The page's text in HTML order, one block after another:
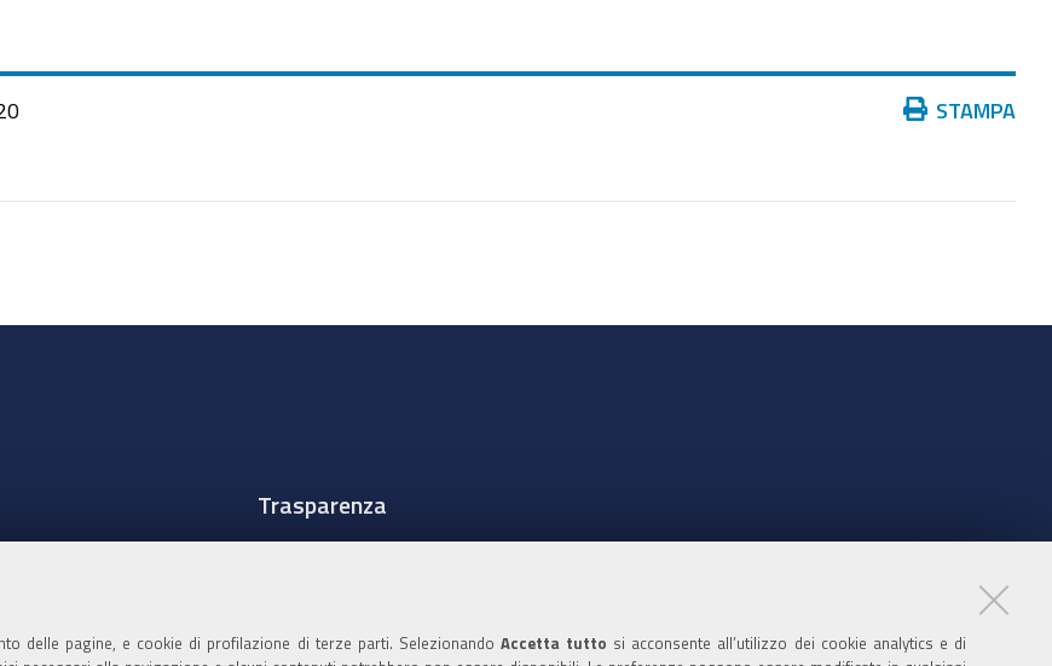
delle pagine, e cookie di profilazione di terze parti. SelezionandoAccetta tutto si acconsente all’utilizzo dei cookie analytics e di
Azioni STAMPA
Trasparenza
Pubblicità Legale